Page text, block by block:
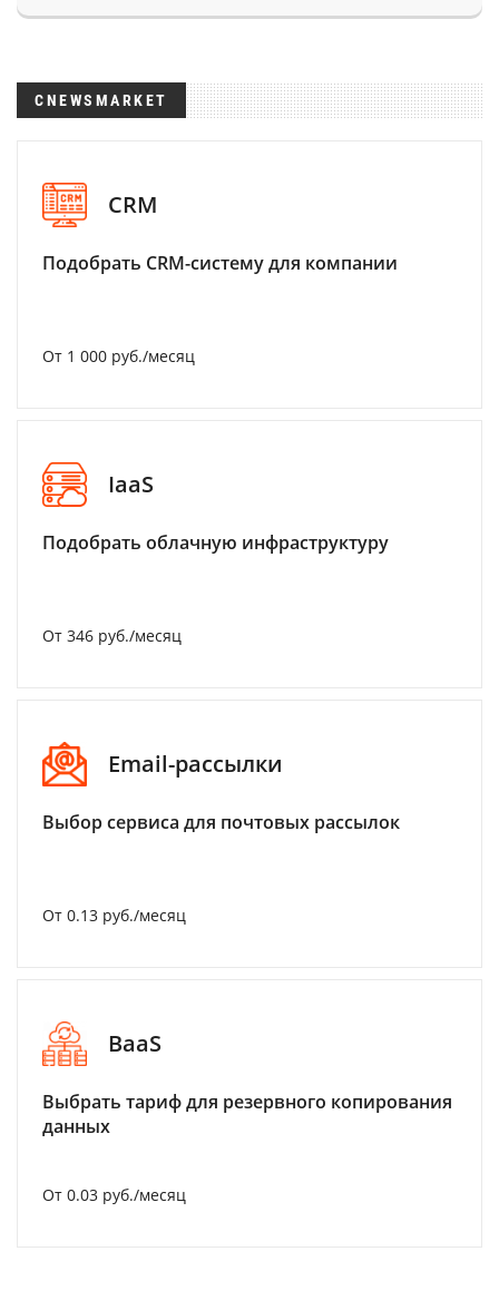
CNEWSMARKET
CRM
Подобрать CRM-систему для компании
От 1 000 руб./месяц
IaaS
Подобрать облачную инфраструктуру
От 346 руб./месяц
Email-рассылки
Выбор сервиса для почтовых рассылок
От 0.13 руб./месяц
BaaS
Выбрать тариф для резервного копирования
данных
От 0.03 руб./месяц